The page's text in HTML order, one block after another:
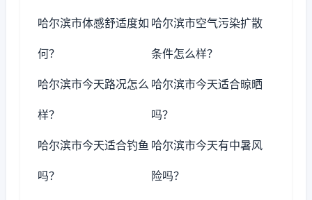
哈尔滨市体感舒适度如
何？
哈尔滨市空气污染扩散
条件怎么样？
哈尔滨市今天路况怎么
样？
哈尔滨市今天适合晾晒
吗？
哈尔滨市今天适合钓鱼
吗？
哈尔滨市今天有中暑风
险吗？